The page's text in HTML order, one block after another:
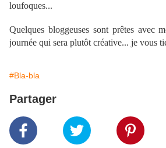
loufoques...
Quelques bloggeuses sont prêtes avec
journée qui sera plutôt créative... je vous
#Bla-bla
Partager